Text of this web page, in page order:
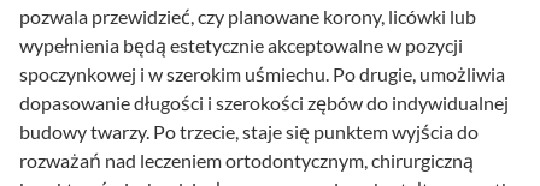
pozwala przewidzieć, czy planowane korony, licówki lub
wypełnienia będą estetycznie akceptowalne w pozycji
spoczynkowej i w szerokim uśmiechu. Po drugie, umożliwia
dopasowanie długości i szerokości zębów do indywidualnej
budowy twarzy. Po trzecie, staje się punktem wyjścia do
rozważań nad leczeniem ortodontycznym, chirurgiczną